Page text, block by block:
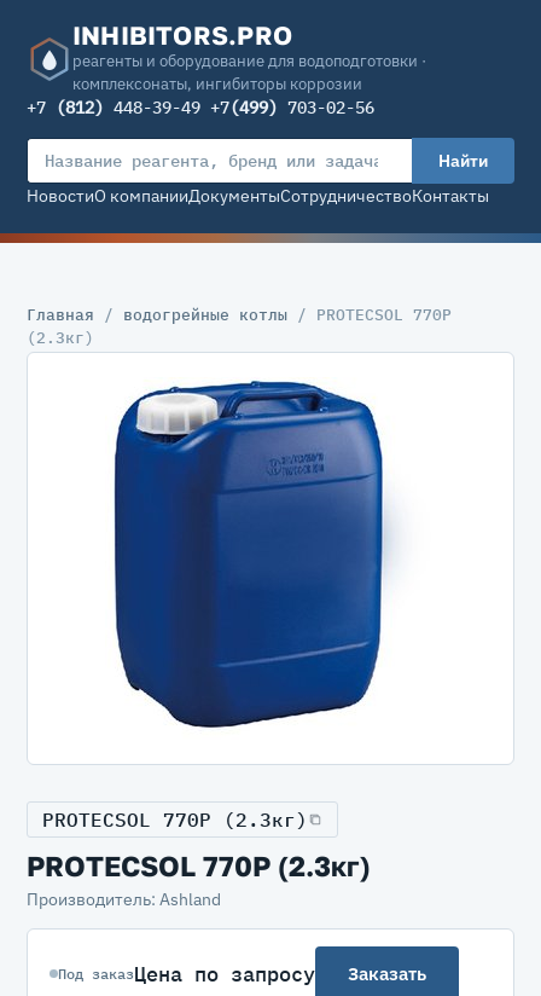
INHIBITORS.PRO
реагенты и оборудование для водоподготовки ·
комплексонаты, ингибиторы коррозии
+7 (812) 448-39-49 +7(499) 703-02-56
Найти
НовостиО компанииДокументыСотрудничествоКонтакты
Главная / водогрейные котлы / PROTECSOL 770P
(2.3кг)
PROTECSOL 770P (2.3кг)
PROTECSOL 770P (2.3кг)
Производитель: Ashland
Под заказЦена по запросу Заказать